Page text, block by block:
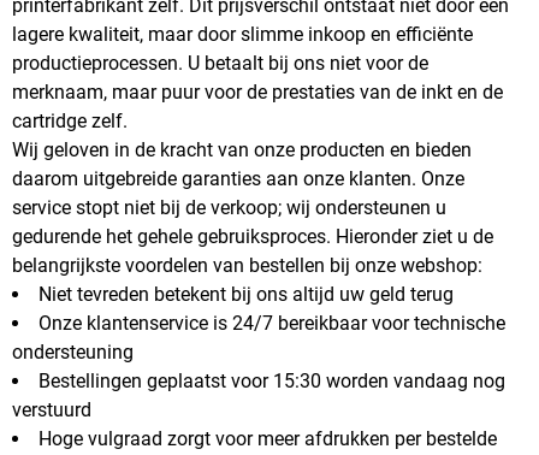
printerfabrikant zelf. Dit prijsverschil ontstaat niet door een
lagere kwaliteit, maar door slimme inkoop en efficiënte
productieprocessen. U betaalt bij ons niet voor de
merknaam, maar puur voor de prestaties van de inkt en de
cartridge zelf.
Wij geloven in de kracht van onze producten en bieden
daarom uitgebreide garanties aan onze klanten. Onze
service stopt niet bij de verkoop; wij ondersteunen u
gedurende het gehele gebruiksproces. Hieronder ziet u de
belangrijkste voordelen van bestellen bij onze webshop:
Niet tevreden betekent bij ons altijd uw geld terug
Onze klantenservice is 24/7 bereikbaar voor technische
ondersteuning
Bestellingen geplaatst voor 15:30 worden vandaag nog
verstuurd
Hoge vulgraad zorgt voor meer afdrukken per bestelde